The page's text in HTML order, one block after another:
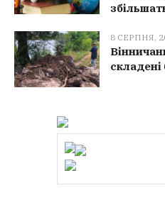
8 СЕРПНЯ,
складені